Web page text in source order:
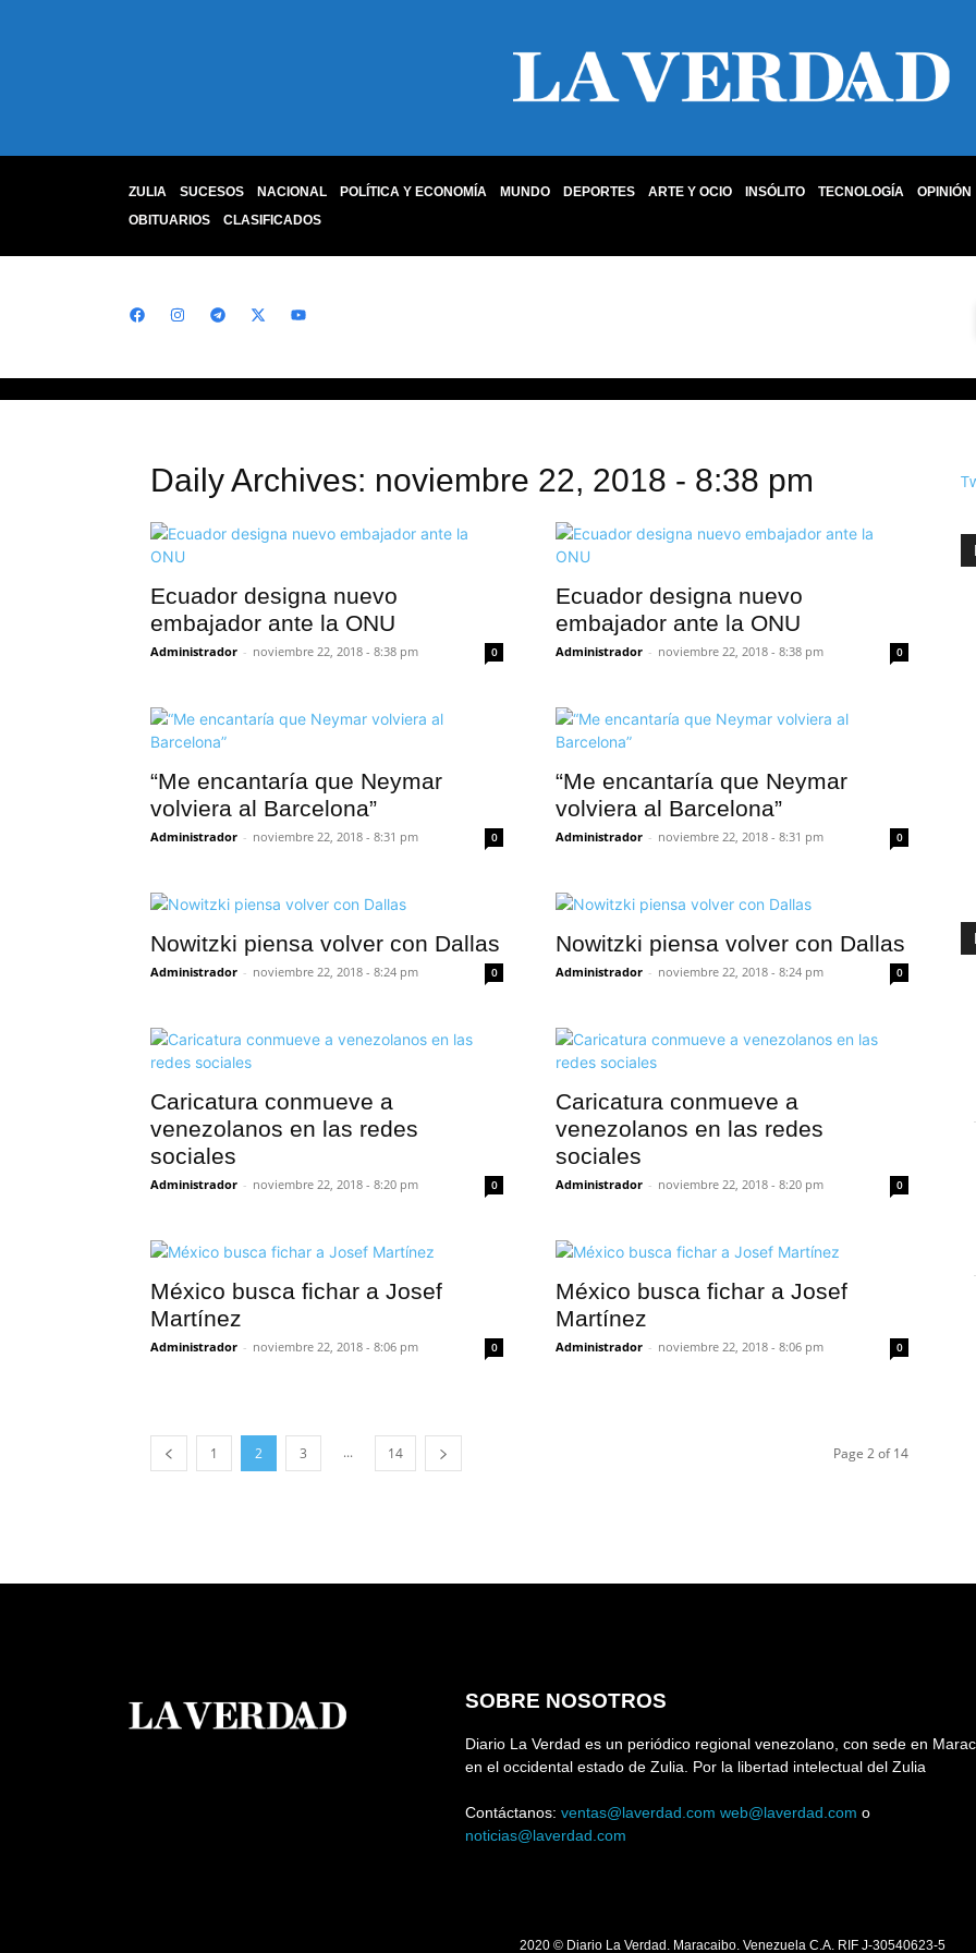
ZULIA SUCESOS NACIONAL POLÍTICA Y ECONOMÍA MUNDO DEPORTES ARTE Y OCIO INSÓLITO TECNOLOGÍA OPINIÓN
OBITUARIOS
CLASIFICADOS
Daily Archives: noviembre 22, 2018 - 8:38 pm
Ecuador designa nuevo
embajador ante la ONU
Administrador - noviembre 22, 2018 - 8:38 pm 0
Ecuador designa nuevo
embajador ante la ONU
Administrador - noviembre 22, 2018 - 8:38 pm 0
“Me encantaría que Neymar
volviera al Barcelona”
Administrador - noviembre 22, 2018 - 8:31 pm 0
“Me encantaría que Neymar
volviera al Barcelona”
Administrador - noviembre 22, 2018 - 8:31 pm 0
Nowitzki piensa volver con Dallas
Administrador - noviembre 22, 2018 - 8:24 pm 0
Nowitzki piensa volver con Dallas
Administrador - noviembre 22, 2018 - 8:24 pm 0
Caricatura conmueve a
venezolanos en las redes
sociales
Administrador - noviembre 22, 2018 - 8:20 pm 0
Caricatura conmueve a
venezolanos en las redes
sociales
Administrador - noviembre 22, 2018 - 8:20 pm 0
México busca fichar a Josef
Martínez
Administrador - noviembre 22, 2018 - 8:06 pm 0
México busca fichar a Josef
Martínez
Administrador - noviembre 22, 2018 - 8:06 pm 0
1 2 3 ... 14 Page 2 of 14
SOBRE NOSOTROS
Diario La Verdad es un periódico regional venezolano, con sede en
en el occidental estado de Zulia. Por la libertad intelectual del Zulia
Contáctanos: ventas@laverdad.com web@laverdad.com o
noticias@laverdad.com
2020 © Diario La Verdad. Maracaibo. Venezuela C.A. RIF J-30540623-5